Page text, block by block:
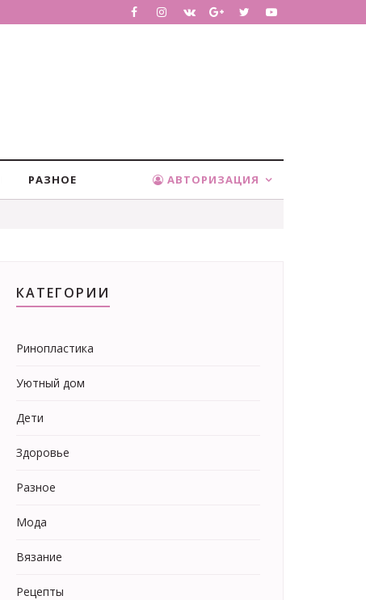
РАЗНОЕ АВТОРИЗАЦИЯ
КАТЕГОРИИ
Ринопластика
Уютный дом
Дети
Здоровье
Разное
Мода
Вязание
Рецепты